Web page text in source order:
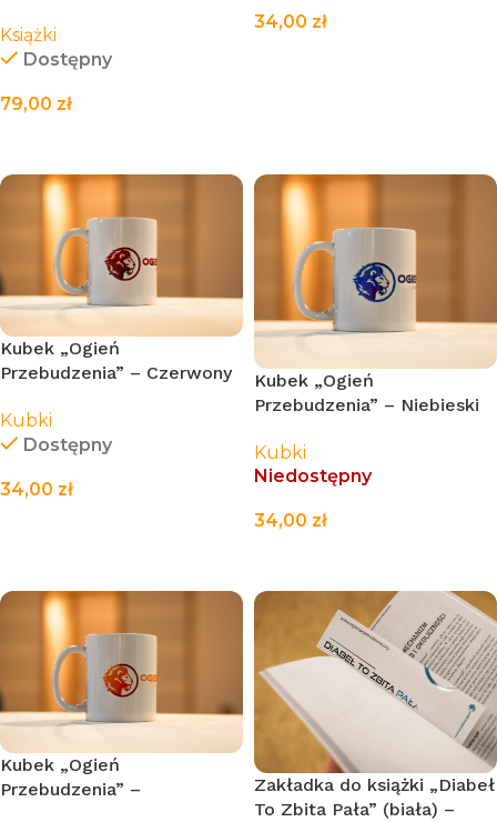
Książki
Dostępny
79,00 zł
34,00 zł
Kubek „Ogień
Przebudzenia” – Czerwony
Kubki
Dostępny
34,00 zł
Kubek „Ogień
Przebudzenia” – Niebieski
Kubki
Niedostępny
34,00 zł
Kubek „Ogień
Przebudzenia” –
Zakładka do książki „Diabeł
To Zbita Pała” (biała) –